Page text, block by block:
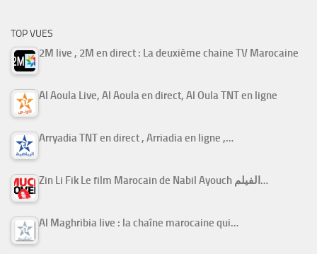
TOP VUES
2M live , 2M en direct : La deuxième chaine TV Marocaine
Al Aoula Live, Al Aoula en direct, Al Oula TNT en ligne
Arryadia TNT en direct , Arriadia en ligne ,…
Zin Li Fik Le film Marocain de Nabil Ayouch الفيلم…
Al Maghribia live : la chaîne marocaine qui…